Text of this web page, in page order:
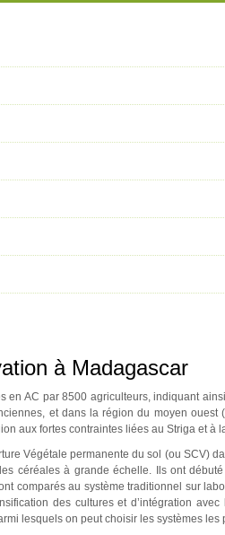
à Madagascar
en AC par 8500 agriculteurs, indiquant
et dans la région du moyen
aux fortes contraintes liées au Striga et à
Végétale permanente du sol (ou SCV)
céréales à grande échelle. Ils ont
comparés au système traditionnel sur
des cultures et d’intégration
lesquels on peut choisir les systèmes